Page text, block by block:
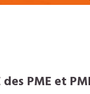
PME et PMI